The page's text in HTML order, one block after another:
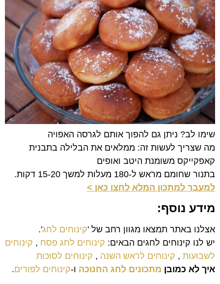
שימו לב? ניתן גם להפוך אותם לגרסה האפויה
מה שצריך לעשות זה: ממלאים את הבלילה בתבנית
קאפקייקס משומנת היטב ואופים
בתנור שחומם מראש ל-180 מעלות למשך 15-20 דקות.
למעבר למתכון המלא לחצו כאן >
מידע נוסף:
אצלנו באתר תמצאו מגוון רחב של 'קינוחים לחג'.
יש לנו קינוחים לחגים הבאים: קינוחים לחג פסח , קינוחים
לשבועות , קינוחים לראש השנה , קינוחים לסוכות
איך לא כמובן מתכונים לחג החנוכה ו-קינוחים לפורים.